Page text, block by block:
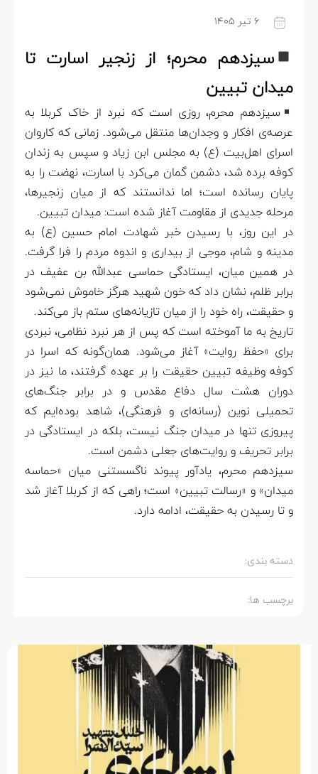
۶ تیر ۱۴۰۵
سیزدهم محرم؛ از زنجیر اسارت تا
میدان تبیین
سیزدهم محرم، روزی است که نبرد از خاک کربلا به
عرصه‌ی افکار و وجدان‌ها منتقل می‌شود. زمانی که کاروان
اسرای اهل‌بیت (ع) به مجلس ابن زیاد و سپس به زندان
کوفه برده شد، دشمن گمان می‌کرد با اسارت، نهضت را به
پایان رسانده است؛ اما ندانستند که از میان زنجیرها،
مرحله‌ جدیدی از مقاومت آغاز شده است: میدان تبیین.
در این روز، با رسیدن خبر شهادت امام حسین (ع) به
مدینه و شام، موجی از بیداری و اندوه مردم را فرا گرفت.
در همین میان، ایستادگی حماسی عبدالله بن عفیف در
برابر ظلم، نشان داد که خون شهید هرگز خاموش نمی‌شود
و حقیقت، راه خود را از میان تازیانه‌های ستم باز می‌کند.
تاریخ به ما آموخته است که پس از هر نبرد نظامی، نبردی
برای «حفظ روایت» آغاز می‌شود. همان‌گونه که اسرا در
کوفه وظیفه‌ تبیین حقیقت را بر عهده گرفتند، ما نیز در
دوران هشت سال دفاع مقدس و در برابر جنگ‌های
تحمیلی نوین (رسانه‌ای و فرهنگی)، شاهد بوده‌ایم که
پیروزی تنها در میدان جنگ نیست، بلکه در ایستادگی در
برابر تحریف و روایت‌های جعلی دشمن است.
سیزدهم محرم، یادآور پیوند ناگسستنی میان «حماسه
میدان» و «رسالت تبیین» است؛ راهی که از کربلا آغاز شد
و تا رسیدن به حقیقت، ادامه دارد.
دسته بندی:
برچسب ها: